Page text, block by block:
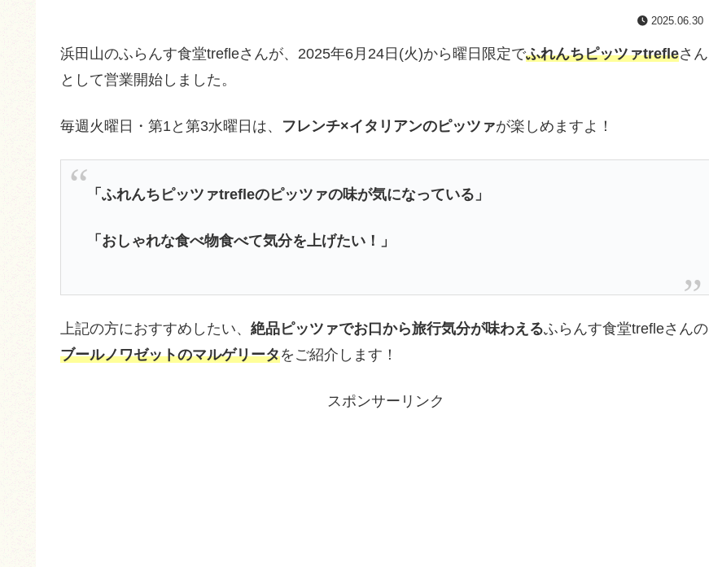
2025.06.30
浜田山のふらんす食堂trefleさんが、2025年6月24日(火)から曜日限定でふれんちピッツァtrefleさん
として営業開始しました。
毎週火曜日・第1と第3水曜日は、 フレンチ×イタリアンのピッツァが楽しめますよ！
「ふれんちピッツァtrefleのピッツァの味が気になっている」
「おしゃれな食べ物食べて気分を上げたい！」
上記の方におすすめしたい、 絶品ピッツァでお口から旅行気分が味わえるふらんす食堂trefleさんの
ブールノワゼットのマルゲリータをご紹介します！
スポンサーリンク